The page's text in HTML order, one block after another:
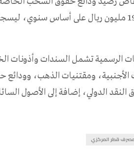
الرسمية تشمل السندات وأذونات
الأجنبية، ومقتنيات الذهب،
الدولي، إضافة إلى الأصول
قطر المركزي